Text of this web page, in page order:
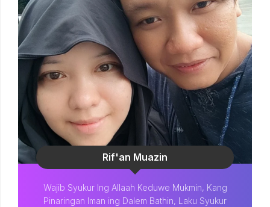
Rif'an Muazin
Wajib Syukur Ing Allaah Keduwe Mukmin, Kang
Pinaringan Iman ing Dalem Bathin, Laku Syukur